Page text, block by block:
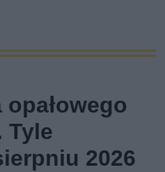
Tyle
2026